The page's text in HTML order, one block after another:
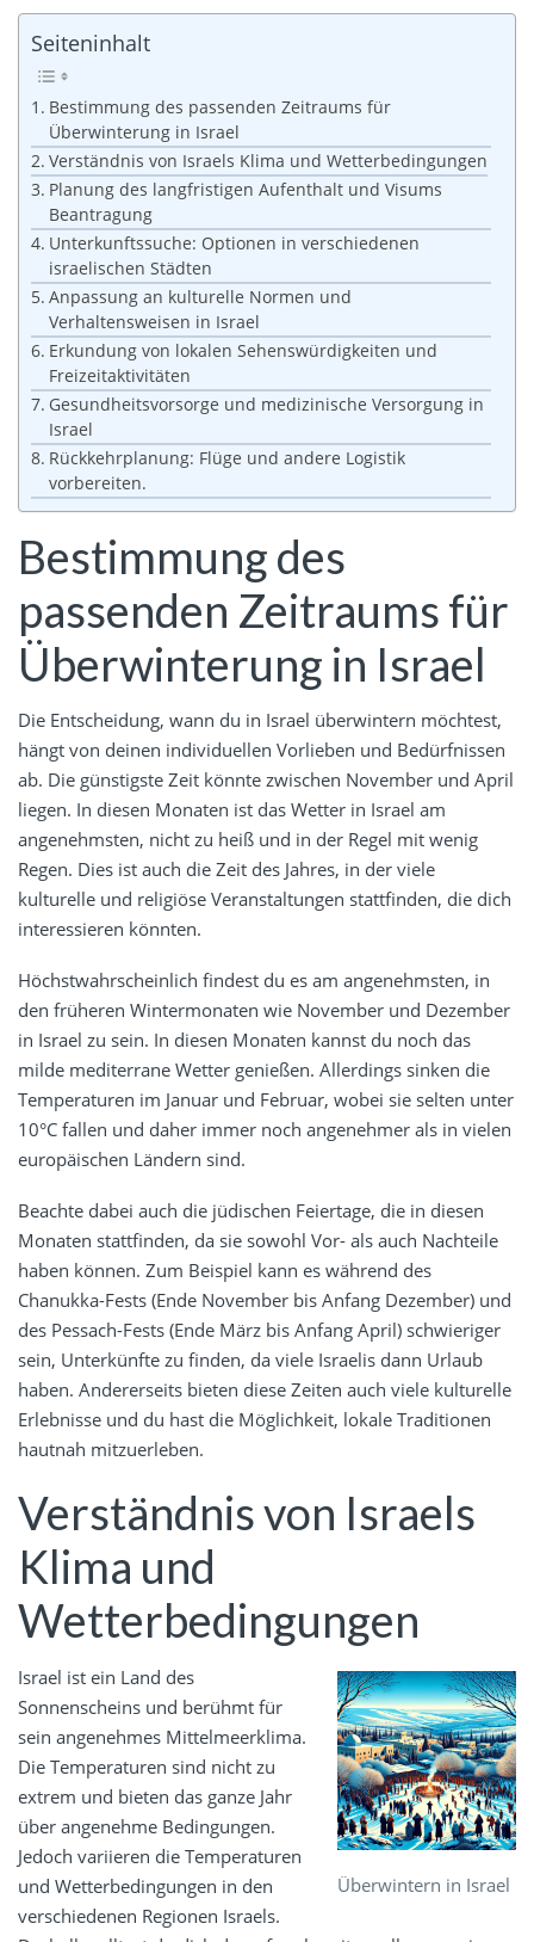
Seiteninhalt
Bestimmung des passenden Zeitraums für
Überwinterung in Israel
Verständnis von Israels Klima und Wetterbedingungen
Planung des langfristigen Aufenthalt und Visums
Beantragung
Unterkunftssuche: Optionen in verschiedenen
israelischen Städten
Anpassung an kulturelle Normen und
Verhaltensweisen in Israel
Erkundung von lokalen Sehenswürdigkeiten und
Freizeitaktivitäten
Gesundheitsvorsorge und medizinische Versorgung in
Israel
Rückkehrplanung: Flüge und andere Logistik
vorbereiten.
Bestimmung des
passenden Zeitraums für
Überwinterung in Israel
Die Entscheidung, wann du in Israel überwintern möchtest,
hängt von deinen individuellen Vorlieben und Bedürfnissen
ab. Die günstigste Zeit könnte zwischen November und April
liegen. In diesen Monaten ist das Wetter in Israel am
angenehmsten, nicht zu heiß und in der Regel mit wenig
Regen. Dies ist auch die Zeit des Jahres, in der viele
kulturelle und religiöse Veranstaltungen stattfinden, die dich
interessieren könnten.
Höchstwahrscheinlich findest du es am angenehmsten, in
den früheren Wintermonaten wie November und Dezember
in Israel zu sein. In diesen Monaten kannst du noch das
milde mediterrane Wetter genießen. Allerdings sinken die
Temperaturen im Januar und Februar, wobei sie selten unter
10°C fallen und daher immer noch angenehmer als in vielen
europäischen Ländern sind.
Beachte dabei auch die jüdischen Feiertage, die in diesen
Monaten stattfinden, da sie sowohl Vor- als auch Nachteile
haben können. Zum Beispiel kann es während des
Chanukka-Fests (Ende November bis Anfang Dezember) und
des Pessach-Fests (Ende März bis Anfang April) schwieriger
sein, Unterkünfte zu finden, da viele Israelis dann Urlaub
haben. Andererseits bieten diese Zeiten auch viele kulturelle
Erlebnisse und du hast die Möglichkeit, lokale Traditionen
hautnah mitzuerleben.
Verständnis von Israels
Klima und
Wetterbedingungen
Überwintern in Israel
Israel ist ein Land des
Sonnenscheins und berühmt für
sein angenehmes Mittelmeerklima.
Die Temperaturen sind nicht zu
extrem und bieten das ganze Jahr
über angenehme Bedingungen.
Jedoch variieren die Temperaturen
und Wetterbedingungen in den
verschiedenen Regionen Israels.